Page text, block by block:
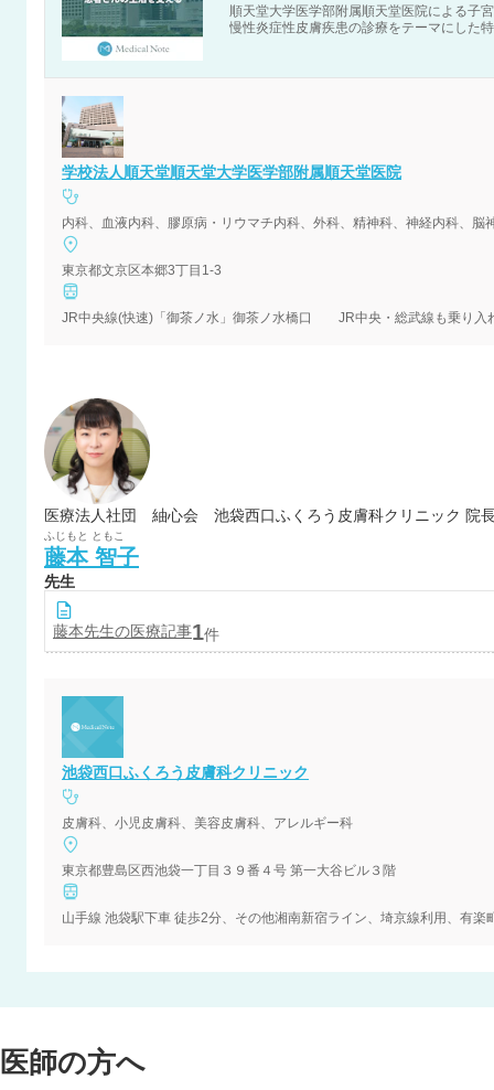
順天堂大学医学部附属順天堂医院による子
慢性炎症性皮膚疾患の診療をテーマにした
学校法人順天堂順天堂大学医学部附属順天堂医院
内科、血液内科、膠原病・リウマチ内科、外科、精神科、神経内科、
東京都文京区本郷3丁目1-3
JR中央線(快速)「御茶ノ水」御茶ノ水橋口 JR中央・総武線も乗り入
医療法人社団 紬心会 池袋西口ふくろう皮膚科クリニック 院
ふじもと ともこ
藤本 智子
先生
藤本先生の医療記事1件
池袋西口ふくろう皮膚科クリニック
皮膚科、小児皮膚科、美容皮膚科、アレルギー科
東京都豊島区西池袋一丁目３９番４号 第一大谷ビル３階
山手線 池袋駅下車 徒歩2分、その他湘南新宿ライン、埼京線利用、有
医師の方へ